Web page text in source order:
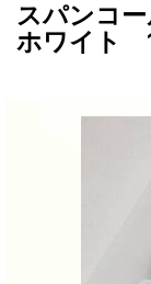
スパンコ
ホワイト